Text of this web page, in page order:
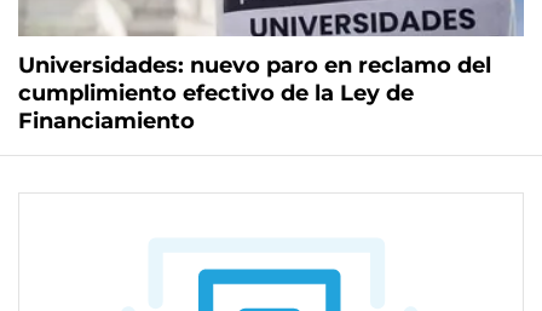
Universidades: nuevo paro en reclamo del
cumplimiento efectivo de la Ley de
Financiamiento